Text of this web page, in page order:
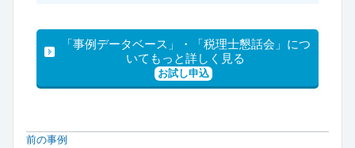
「事例データベース」・「税理士懇話会」につ
いてもっと詳しく見る
お試し申込
前の事例